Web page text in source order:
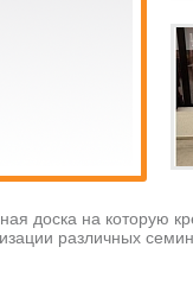
доска на которую
различных